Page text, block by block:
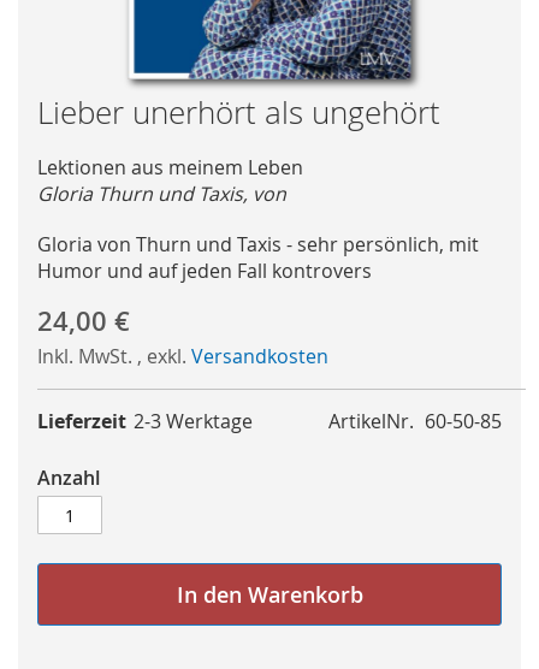
Skip
to
the
beginning
of
the
images
Lieber unerhört als ungehört
Lektionen aus meinem Leben
Gloria Thurn und Taxis, von
Gloria von Thurn und Taxis - sehr persönlich, mit
Humor und auf jeden Fall kontrovers
24,00 €
Inkl. MwSt. , exkl. Versandkosten
ArtikelNr. 60-50-85
Lieferzeit 2-3 Werktage
Anzahl
In den Warenkorb